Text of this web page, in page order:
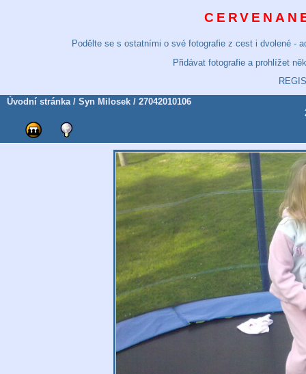
Podělte se s ostatními o své fotografie z cest i dvolené -
Přidávat fotografie a prohlížet
Úvodní stránka/ Syn Milosek / 27042010106